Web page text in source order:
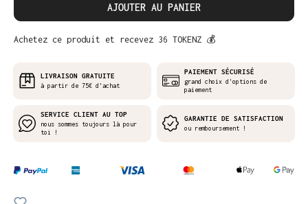
AJOUTER AU PANIER
Achetez ce produit et recevez 36 TOKENZ 💰
LIVRAISON GRATUITE
à partir de 75€ d'achat
PAIEMENT SÉCURISÉ
grand choix d'options de
paiement
SERVICE CLIENT AU TOP
nous sommes toujours là pour
toi !
GARANTIE DE SATISFACTION
ou remboursement !